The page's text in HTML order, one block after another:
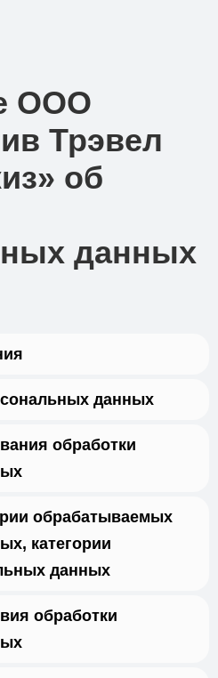
ООО
Трэвел
об
данных
данных
обработки
обрабатываемых
категории
данных
обработки